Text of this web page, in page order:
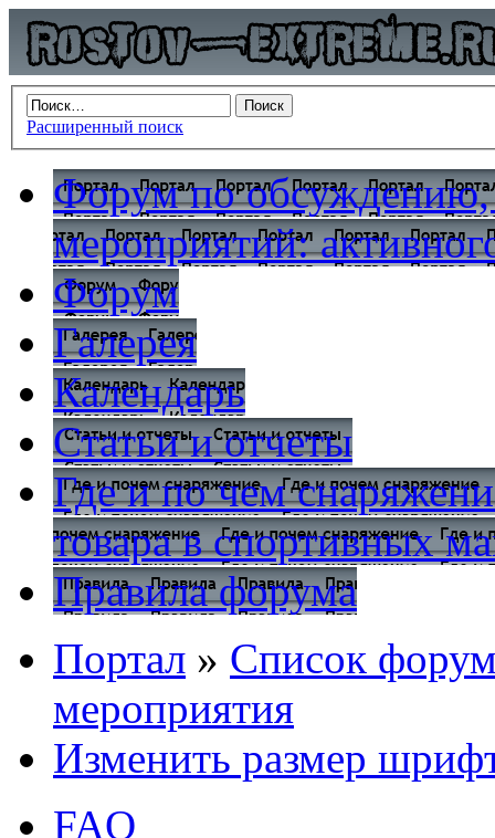
Расширенный поиск
Форум по обсуждению,
мероприятий:
Форум
Галерея
Календарь
Статьи и отчеты
Где и по чем
товара в спортивных
Правила форума
Портал » Список
мероприятия
Изменить размер
FAQ